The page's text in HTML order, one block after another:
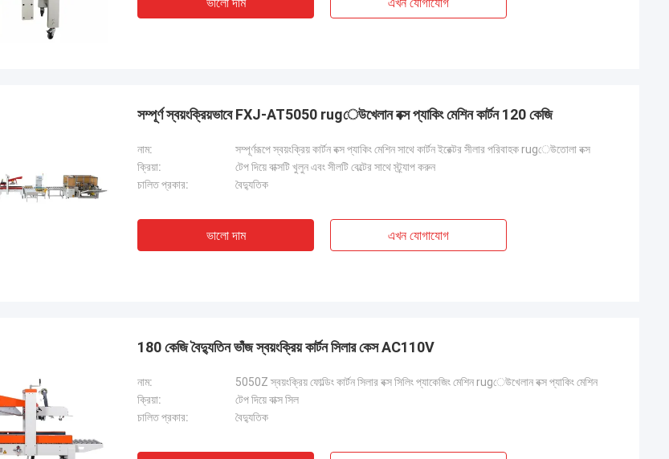
সম্পূর্ণ স্বয়ংক্রিয়ভাবে FXJ-AT5050 rugেউখেলান বক্স প্যাকিং মেশিন কার্টন 120 কেজি
নাম:
সম্পূর্ণরূপে স্বয়ংক্রিয় কার্টন বক্স প্যাকিং মেশিন সাথে কার্টন ইরেক্টর সীলার পরিবাহক rugেউতোলা বক্স
ক্রিয়া:
টেপ দিয়ে বাক্সটি খুলুন এবং সীলটি বেল্টের সাথে স্ট্র্যাপ করুন
চালিত প্রকার:
বৈদ্যুতিক
ভালো দাম এখন যোগাযোগ
180 কেজি বৈদ্যুতিন ভাঁজ স্বয়ংক্রিয় কার্টন সিলার কেস AC110V
নাম:
5050Z স্বয়ংক্রিয় ফোল্ডিং কার্টন সিলার বক্স সিলিং প্যাকেজিং মেশিন rugেউখেলান বক্স প্যাকিং মেশিন
ক্রিয়া:
টেপ দিয়ে বাক্স সিল
চালিত প্রকার:
বৈদ্যুতিক